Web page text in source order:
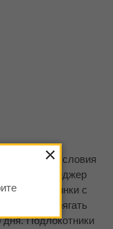
условия
то менеджер
спинки с
не напрягать
Подлокотники